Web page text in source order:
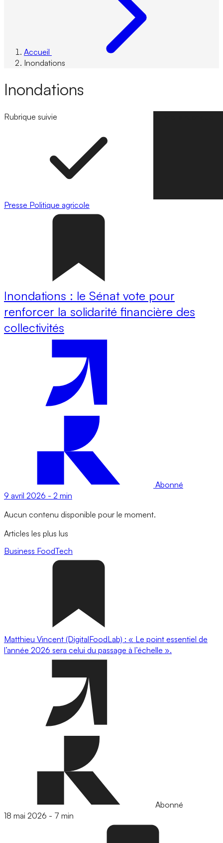
Accueil
Inondations
Inondations
Rubrique suivie
Presse Politique agricole
Inondations : le Sénat vote pour
renforcer la solidarité financière des
collectivités
Abonné
9 avril 2026 - 2 min
Aucun contenu disponible pour le moment.
Articles les plus lus
Business FoodTech
Matthieu Vincent (DigitalFoodLab) : « Le point essentiel de
l’année 2026 sera celui du passage à l’échelle ».
Abonné
18 mai 2026 - 7 min